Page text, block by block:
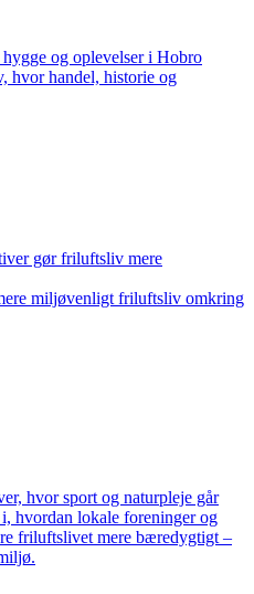
og oplevelser i Hobro
hvor handel, historie og
gør friluftsliv mere
miljøvenligt friluftsliv omkring
hvor sport og naturpleje går
hvordan lokale foreninger og
friluftslivet mere bæredygtigt –